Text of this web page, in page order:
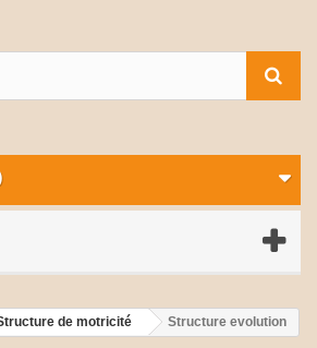
de motricité Structure evolution